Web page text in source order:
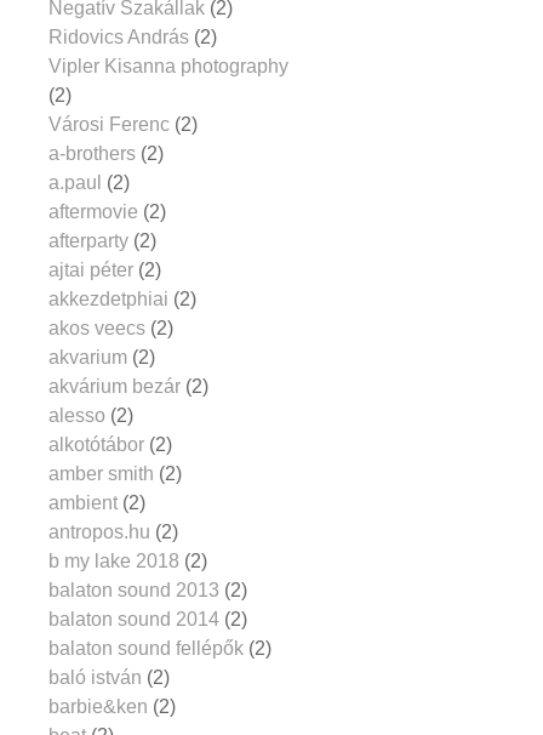
Negatív Szakállak (2)
Ridovics András (2)
Vipler Kisanna photography
(2)
Városi Ferenc (2)
a-brothers (2)
a.paul (2)
aftermovie (2)
afterparty (2)
ajtai péter (2)
akkezdetphiai (2)
akos veecs (2)
akvarium (2)
akvárium bezár (2)
alesso (2)
alkotótábor (2)
amber smith (2)
ambient (2)
antropos.hu (2)
b my lake 2018 (2)
balaton sound 2013 (2)
balaton sound 2014 (2)
balaton sound fellépők (2)
baló istván (2)
barbie&ken (2)